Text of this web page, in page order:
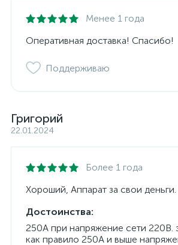
Менее 1 года
Оперативная доставка! Спасибо!
Поддерживаю
Григорий
22.01.2024
Более 1 года
Хороший, Аппарат за свои деньги.
Достоинства:
250А при напряжение сети 220В.
как правило 250А и выше